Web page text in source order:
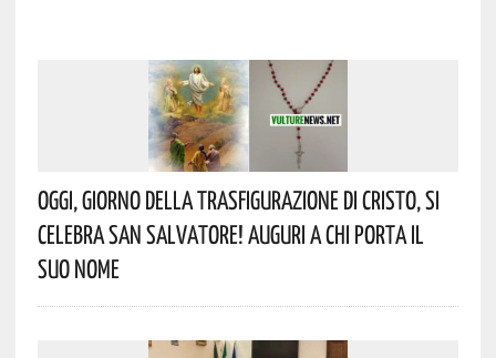
Oggi, Giorno Della Trasfigurazione Di Cristo, Si
Celebra San Salvatore! Auguri A Chi Porta Il
Suo Nome